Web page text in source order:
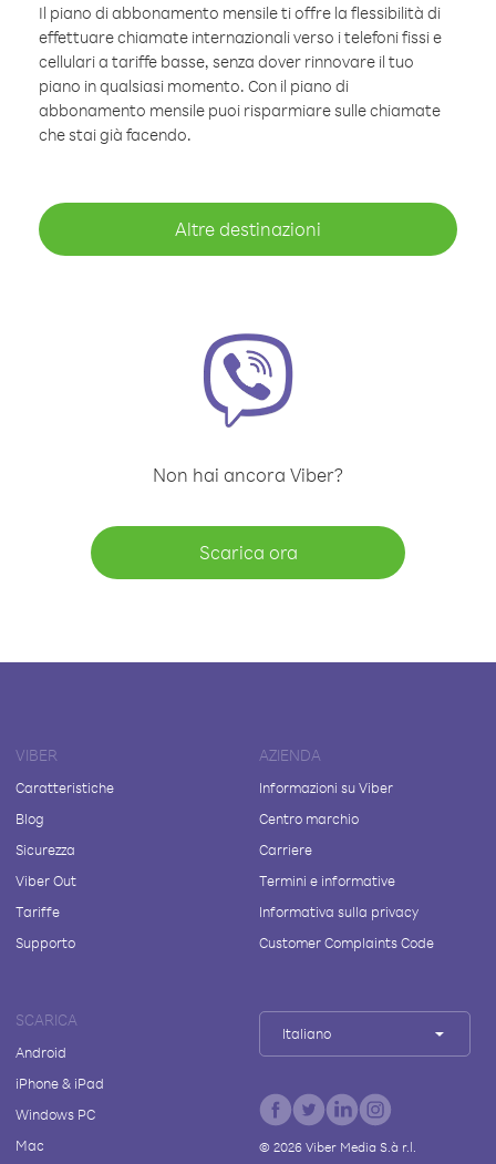
Il piano di abbonamento mensile ti offre la flessibilità di
effettuare chiamate internazionali verso i telefoni fissi e
cellulari a tariffe basse, senza dover rinnovare il tuo
piano in qualsiasi momento. Con il piano di
abbonamento mensile puoi risparmiare sulle chiamate
che stai già facendo.
Altre destinazioni
Non hai ancora Viber?
Scarica ora
VIBER
Caratteristiche
Blog
Sicurezza
Viber Out
Tariffe
Supporto
AZIENDA
Informazioni su Viber
Centro marchio
Carriere
Termini e informative
Informativa sulla privacy
Customer Complaints Code
SCARICA
Android
iPhone & iPad
Windows PC
Mac
Italiano
© 2026Viber Media S.à r.l.